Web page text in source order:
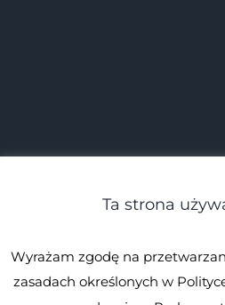
Ta strona
Wyrażam zgodę na
zasadach określonych w